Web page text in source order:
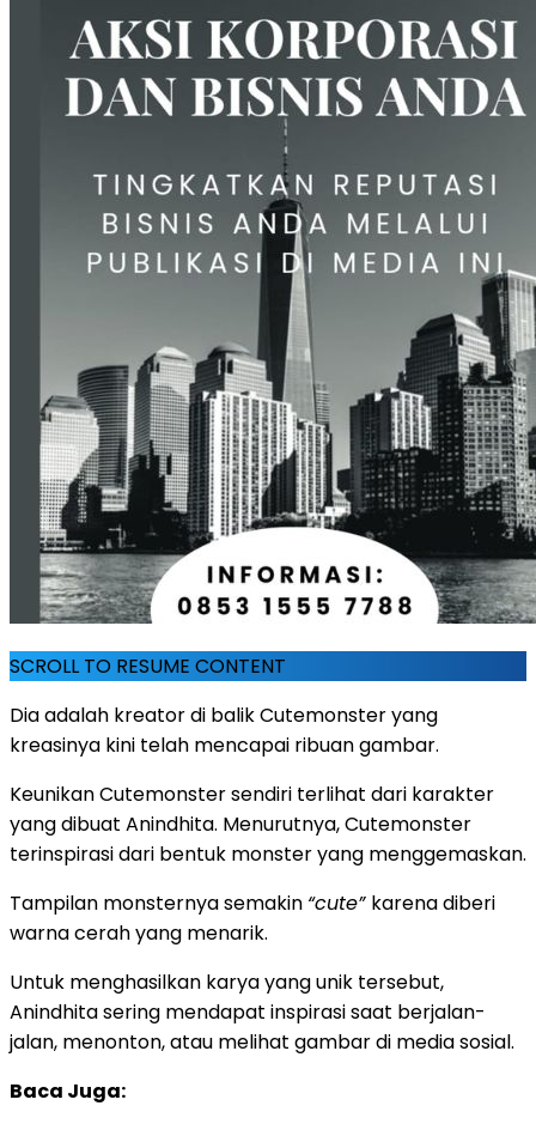
SCROLL TO RESUME CONTENT
Dia adalah kreator di balik Cutemonster yang
kreasinya kini telah mencapai ribuan gambar.
Keunikan Cutemonster sendiri terlihat dari karakter
yang dibuat Anindhita. Menurutnya, Cutemonster
terinspirasi dari bentuk monster yang menggemaskan.
Tampilan monsternya semakin “cute” karena diberi
warna cerah yang menarik.
Untuk menghasilkan karya yang unik tersebut,
Anindhita sering mendapat inspirasi saat berjalan-
jalan, menonton, atau melihat gambar di media sosial.
Baca Juga: